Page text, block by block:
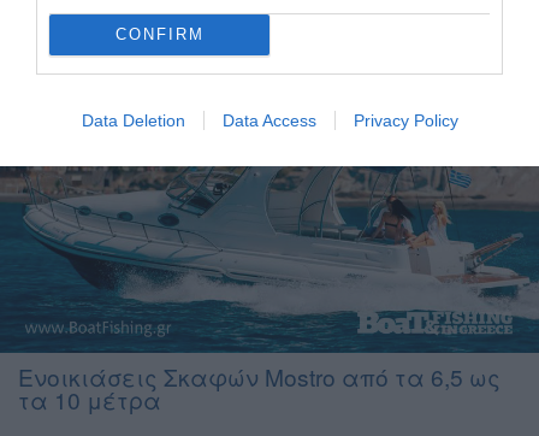
CONFIRM
Data Deletion Data Access Privacy Policy
Ενοικιάσεις Σκαφών Μostro από τα 6,5 ως
τα 10 μέτρα